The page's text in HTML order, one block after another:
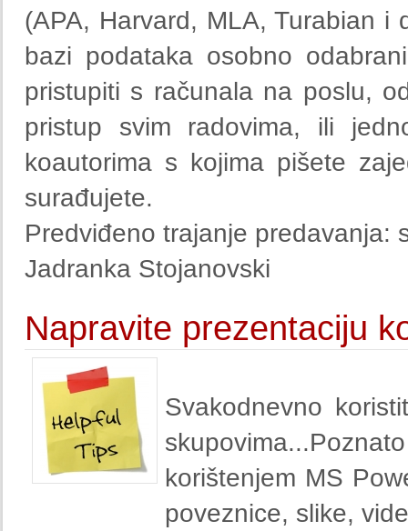
(APA, Harvard, MLA, Turabian i
bazi podataka osobno
pristupiti s računala na poslu,
pristup svim radovima, ili
koautorima s kojima pišete
surađujete.
Predviđeno trajanje predavanja:
Jadranka Stojanovski
Napravite prezentaciju
Svakodnevno
korištenjem MS
poveznice, slike,